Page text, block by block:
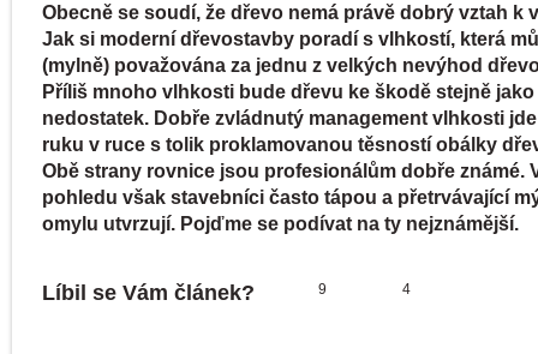
Obecně se soudí, že dřevo nemá právě dobrý vztah k
Jak si moderní dřevostavby poradí s vlhkostí, která
(mylně) považována za jednu z velkých nevýhod
Příliš mnoho vlhkosti bude dřevu ke škodě stejně jako
nedostatek. Dobře zvládnutý management vlhkosti
ruku v ruce s tolik proklamovanou těsností obálky
Obě strany rovnice jsou profesionálům dobře známé.
pohledu však stavebníci často tápou a přetrvávající
omylu utvrzují. Pojďme se podívat na ty nejznámější.
Líbil se Vám článek? 4
9